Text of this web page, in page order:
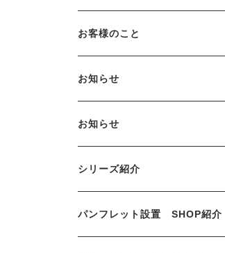
お客様のこと
お知らせ
お知らせ
シリーズ紹介
パンフレット設置 SHOP紹介